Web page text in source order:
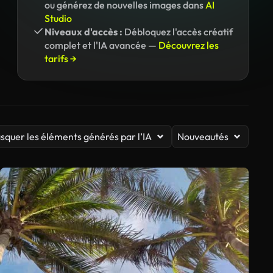
ou générez de nouvelles images dansAI
Studio
Niveaux d'accès : Débloquez l'accès créatif
complet et l'IA avancée — Découvrez les
tarifs →
les éléments générés par l’IA Nouveautés